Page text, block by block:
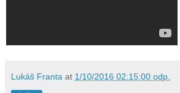
Lukáš Franta at 1/10/2016 02:15:00 odp.